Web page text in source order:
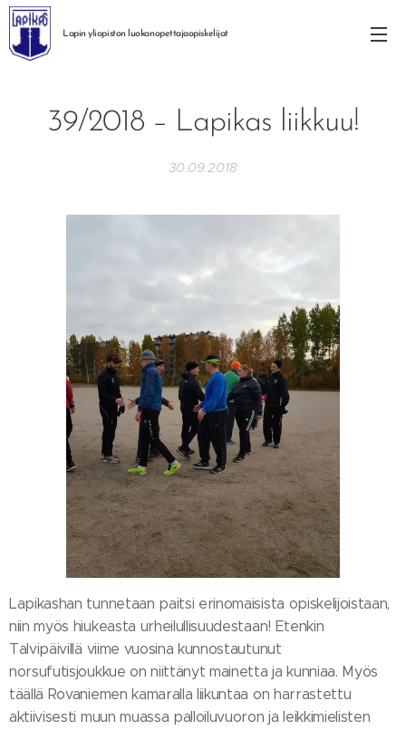
Lapin yliopiston luokanopettajaopiskelijat
39/2018 – Lapikas liikkuu!
30.09.2018
Lapikashan tunnetaan paitsi erinomaisista opiskelijoistaan,
niin myös hiukeasta urheilullisuudestaan! Etenkin
Talvipäivillä viime vuosina kunnostautunut
norsufutisjoukkue on niittänyt mainetta ja kunniaa. Myös
täällä Rovaniemen kamaralla liikuntaa on harrastettu
aktiivisesti muun muassa palloiluvuoron ja leikkimielisten